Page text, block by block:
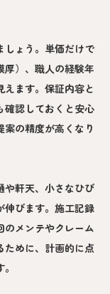
しょう。単価だけで
厚）、職人の経験年
ます。保証内容と
確認しておくと安心
の精度が高くなり
や軒天、小さなひび
伸びます。施工記録
のメンテやクレーム
ために、計画的に点